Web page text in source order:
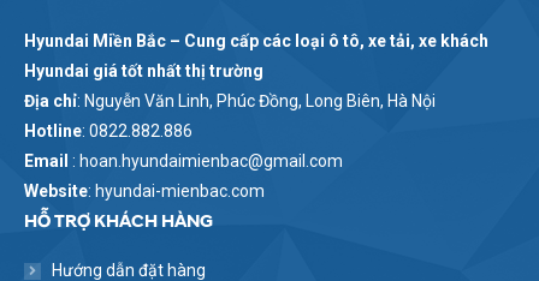
Hyundai Miền Bắc – Cung cấp các loại ô tô, xe tải, xe khách
Hyundai giá tốt nhất thị trường
Địa chỉ: Nguyễn Văn Linh, Phúc Đồng, Long Biên, Hà Nội
Hotline: 0822.882.886
Email : hoan.hyundaimienbac@gmail.com
Website: hyundai-mienbac.com
HỖ TRỢ KHÁCH HÀNG
Hướng dẫn đặt hàng